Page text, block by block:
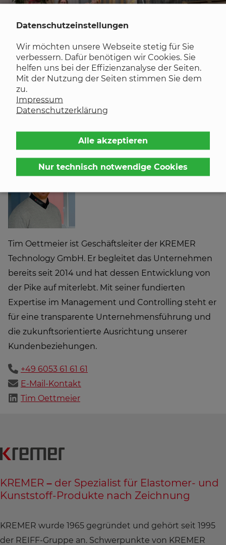
Datenschutzeinstellungen
Wir möchten unsere Webseite stetig für Sie
verbessern. Dafür benötigen wir Cookies. Sie
helfen uns bei der Effizienzanalyse der Seiten.
Mit der Nutzung der Seiten stimmen Sie dem
zu.
Impressum
Datenschutzerklärung
Alle akzeptieren
Nur technisch notwendige Cookies
Tim Oettmeier
Tim Oettmeier ist Geschäftsleiter der KREMER
Technology GmbH. Er begleitet das Unternehmen
bereits seit 2014 und hat dessen Entwicklung von
der Pike auf miterlebt. Mit seiner fundierten
Expertise im Management und Controlling steht er
für eine transparente Unternehmensführung und
die zukunftsorientierte Ausrichtung unserer
Kundenbeziehungen.
+49 6053 61 61 61
E-Mail-Kontakt
Tim Oettmeier
KREMER – der Spezialist für Elastomer- und
Kunststoff-Produkte nach Zeichnung
KREMER wurde 1965 gegründet und gehört seit 1995
der REIFF-Gruppe an. Schwerpunkte von KREMER